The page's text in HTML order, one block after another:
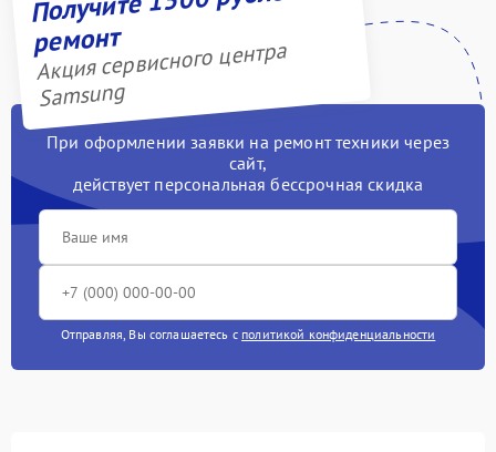
ремонт
Акция сервисного центра
Samsung
При оформлении заявки на ремонт техники через
сайт,
действует персональная бессрочная скидка
Отправляя, Вы соглашаетесь с политикой конфиденциальности